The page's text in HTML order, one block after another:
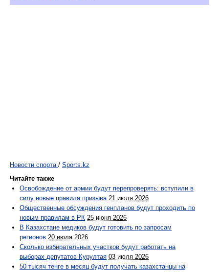
Новости спорта / Sports.kz
Читайте также
Освобождение от армии будут перепроверять: вступили в
силу новые правила призыва 21 июля 2026
Общественные обсуждения генпланов будут проходить по
новым правилам в РК 25 июня 2026
В Казахстане медиков будут готовить по запросам
регионов 20 июля 2026
Сколько избирательных участков будут работать на
выборах депутатов Курултая 03 июля 2026
50 тысяч тенге в месяц будут получать казахстанцы на